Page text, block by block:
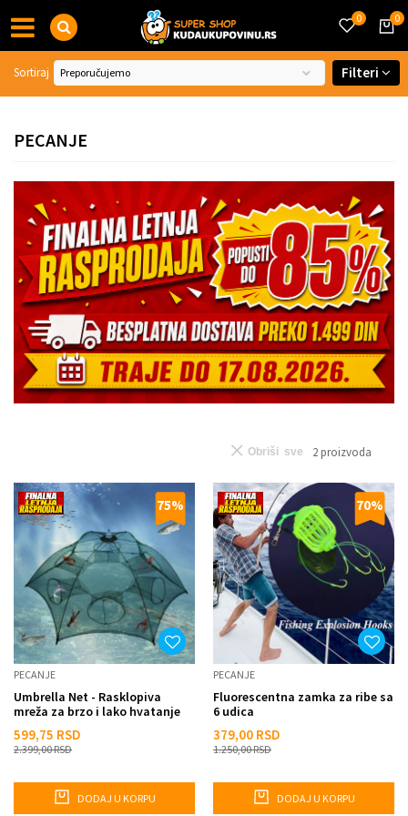
0
0
PECANJE
Sortiraj Filteri
2 proizvoda
Obriši sve
75%
PECANJE
Umbrella Net - Rasklopiva
mreža za brzo i lako hvatanje
599,75 RSD
2.399,00RSD
DODAJ U KORPU
70%
PECANJE
Fluorescentna zamka za ribe sa
6 udica
379,00 RSD
1.250,00RSD
DODAJ U KORPU